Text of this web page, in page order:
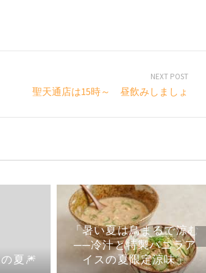
NEXT POST
聖天通店は15時～ 昼飲みしましょ
夏🎆
「暑い夏は鳥まるで涼む
──冷汁と特製バニラア
イスの夏限定涼味」